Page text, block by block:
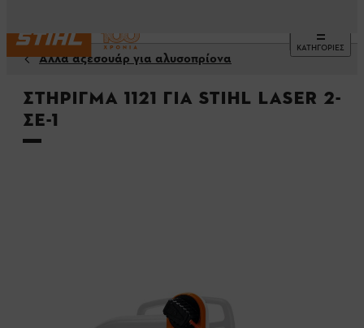
ΚΑΤΗΓΟΡΙΕΣ
Άλλα αξεσουάρ για αλυσοπρίονα
Στήριγμα 1121 για STIHL Laser 2-
σε-1